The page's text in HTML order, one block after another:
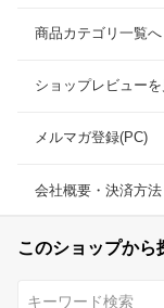
商品カテゴリ一覧へ
ショップレビュー
メルマガ登録(PC)
会社概要・決済方
このショップから